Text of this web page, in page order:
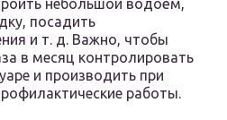
небольшой водоём,
посадить
и т. д. Важно, чтобы
в месяц контролировать
и производить при
работы.